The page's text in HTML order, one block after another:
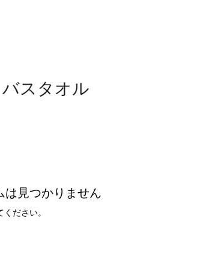
スタオル
は見つかりません
ださい。